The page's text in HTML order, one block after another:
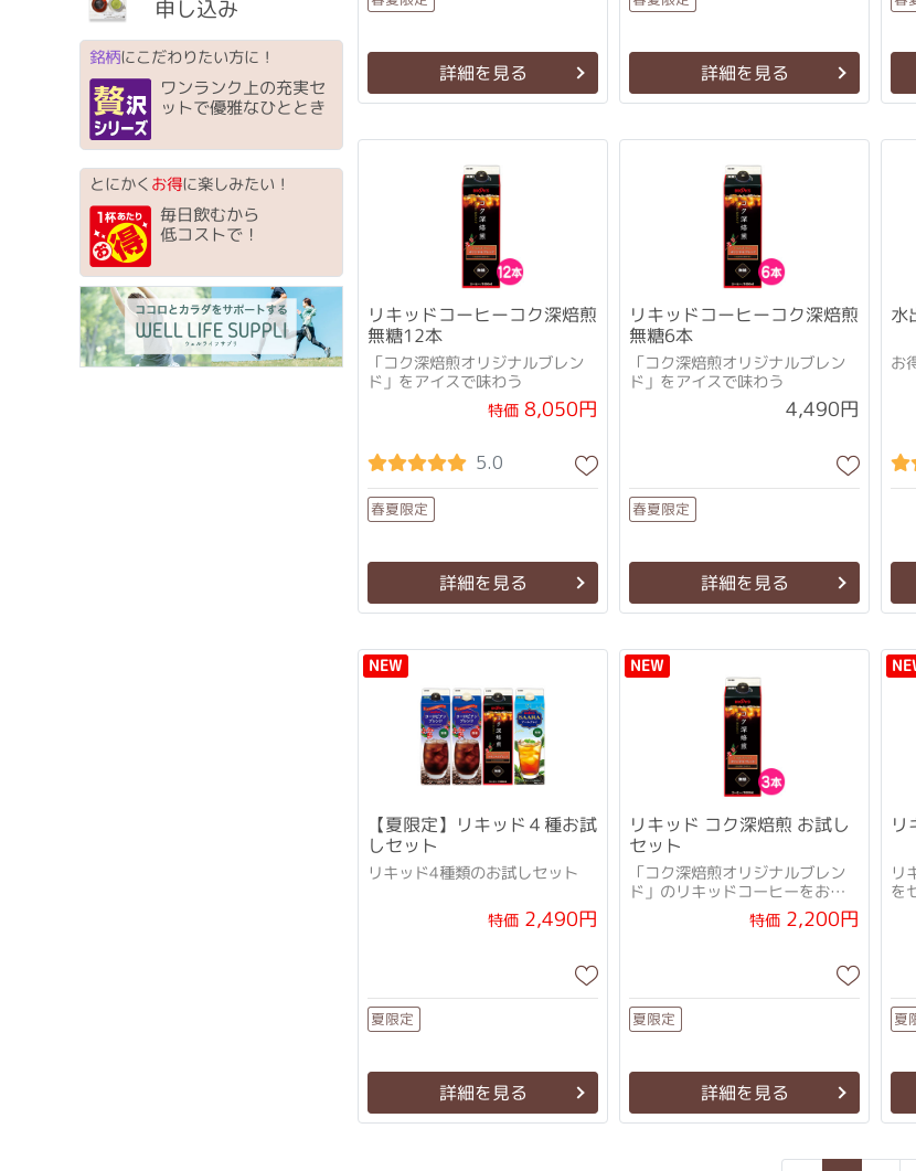
申し込み
銘柄にこだわりたい方に！
ワンランク上の充実セ
ットで優雅なひととき
とにかくお得に楽しみたい！
毎日飲むから
低コストで！
詳細を見る 詳細を見る
リキッドコーヒーコク深焙煎
無糖12本
「コク深焙煎オリジナルブレン
ド」をアイスで味わう
特価 8,050円
5.0
春夏限定
詳細を見る
リキッドコーヒーコク深焙煎
無糖6本
「コク深焙煎オリジナルブレン
ド」をアイスで味わう
4,490円
春夏限定
詳細を見る
水
お
NEW
【夏限定】リキッド４種お試
しセット
リキッド4種類のお試しセット
特価 2,490円
夏限定
詳細を見る
NEW
リキッド コク深焙煎 お試し
セット
「コク深焙煎オリジナルブレン
ド」のリキッドコーヒーをお試
ししやすいセットにしました
特価 2,200円
夏限定
詳細を見る
リ
リ
を
夏